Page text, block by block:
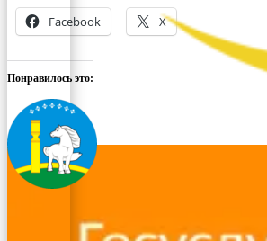
Facebook X
Понравилось это: